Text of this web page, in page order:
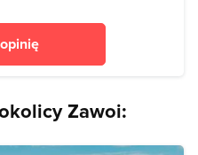
Zawoi: